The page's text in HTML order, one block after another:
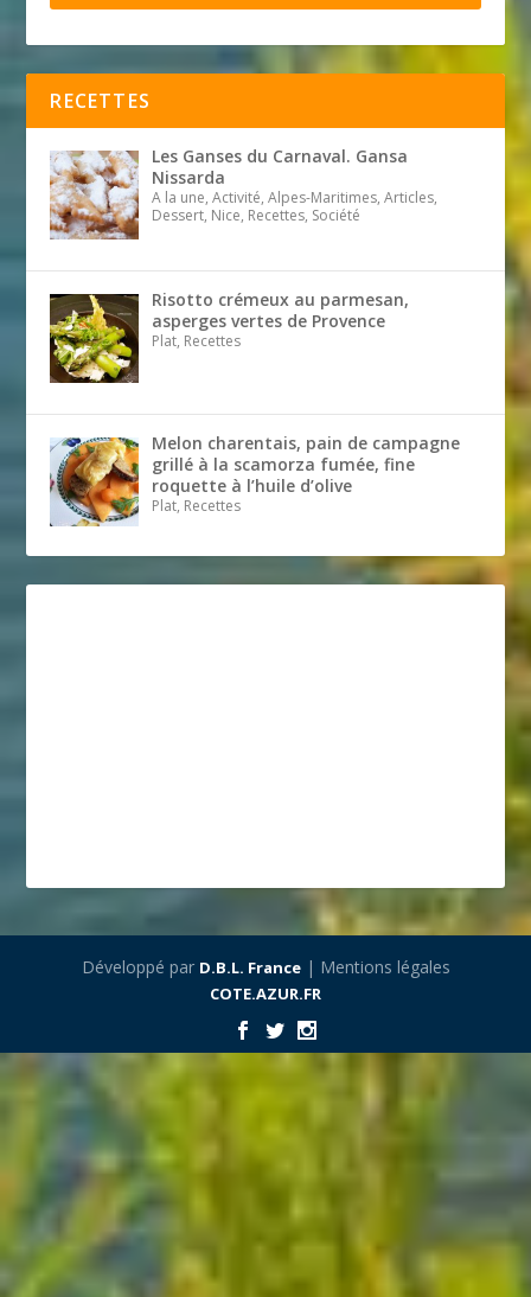
RECETTES
Les Ganses du Carnaval. Gansa
Nissarda
A la une, Activité, Alpes-Maritimes, Articles,
Dessert, Nice, Recettes, Société
Risotto crémeux au parmesan,
asperges vertes de Provence
Plat, Recettes
Melon charentais, pain de campagne
grillé à la scamorza fumée, fine
roquette à l’huile d’olive
Plat, Recettes
Développé par D.B.L. France| Mentions légales
COTE.AZUR.FR